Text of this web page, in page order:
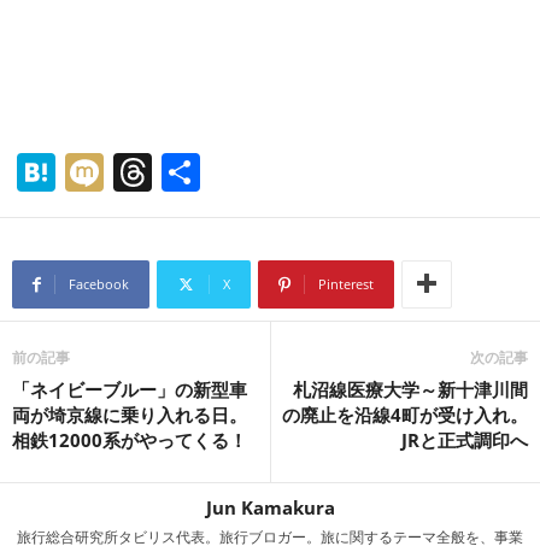
H
at
e
n
a
M
ixi
T
hr
e
d
有
Facebook X Pinterest
前の記事
「ネイビーブルー」の新型車
両が埼京線に乗り入れる日。
相鉄12000系がやってくる！
次の記事
札沼線医療大学～新十津川間
の廃止を沿線4町が受け入れ。
JRと正式調印へ
Jun Kamakura
旅行総合研究所タビリス代表。旅行ブロガー。旅に関するテーマ全般を、事業